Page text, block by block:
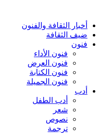
أخبار الثقافة والفنون
ضيف الثقافة
فنون
فنون الأداء
فنون العرض
فنون الكتابة
فنون الجميلة
أدب
أدب الطفل
شعر
نصوص
ترجمة